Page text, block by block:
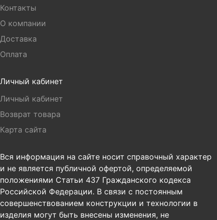
Контакты
О компании
Доставка
Оплата
Личный кабинет
Личный кабинет
Возврат товара
Карта сайта
Вся информация на сайте носит справочный характер
и не является публичной офертой, определяемой
положениями Статьи 437 Гражданского кодекса
Российской Федерации. В связи с постоянным
совершенствованием конструкции и технологии в
изделия могут быть внесены изменения, не